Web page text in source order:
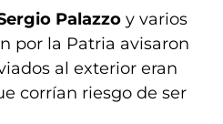
Palazzo y varios
por la Patria avisaron
al exterior eran
corrían riesgo de ser